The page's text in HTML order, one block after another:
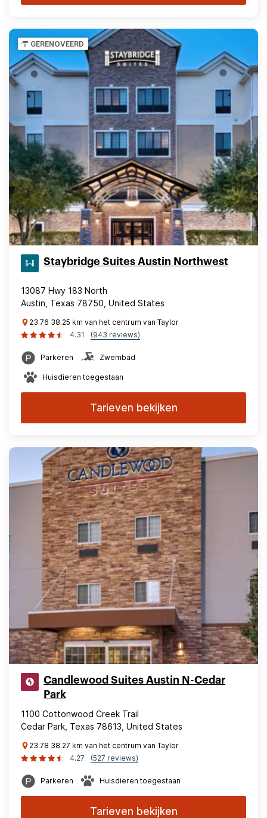
GERENOVEERD
Staybridge Suites Austin Northwest
13087 Hwy 183 North
Austin, Texas 78750, United States
23.76 38.25 km van het centrum van Taylor
4.31
(943 reviews)
Parkeren Zwembad
Huisdieren toegestaan
Tarieven bekijken
Candlewood Suites Austin N-Cedar
Park
1100 Cottonwood Creek Trail
Cedar Park, Texas 78613, United States
23.78 38.27 km van het centrum van Taylor
4.27
(527 reviews)
Parkeren Huisdieren toegestaan
Tarieven bekijken